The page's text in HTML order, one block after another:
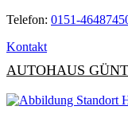
Telefon: 0151-
Kontakt
AUTOHAUS